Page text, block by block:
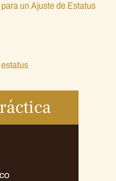
un Ajuste de Estatus